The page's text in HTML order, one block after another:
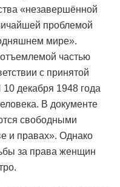
«незавершённой
проблемой
мире».
частью
с принятой
декабря 1948 года
В документе
свободными
и правах». Однако
за права женщин